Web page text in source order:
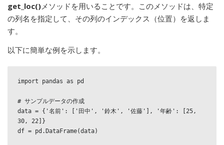
get_loc() メソッドを用いることです。このメソッドは、特定
の列名を指定して、その列のインデックス（位置）を返しま
す。
以下に簡単な例を示します。
import pandas as pd
# サンプルデータの作成
data = {'名前': ['田中', '鈴木', '佐藤'], '年齢': [25,
30, 22]}
df = pd.DataFrame(data)